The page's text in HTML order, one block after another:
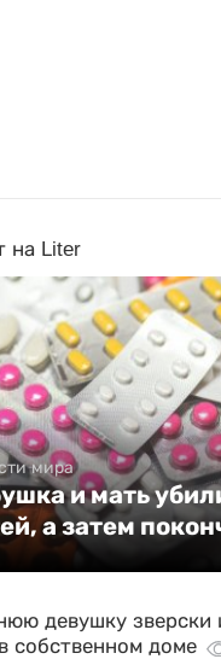
на Liter
мира
и мать
а затем
девушку зверски
собственном доме